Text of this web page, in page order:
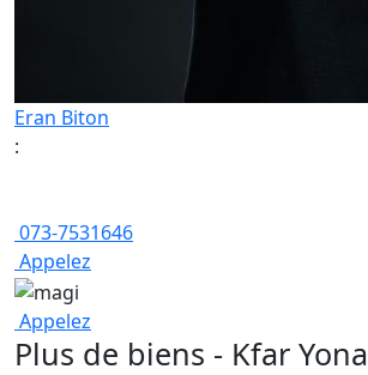
Eran Biton
:
073-7531646
Appelez
Appelez
Plus de biens - Kfar Yona